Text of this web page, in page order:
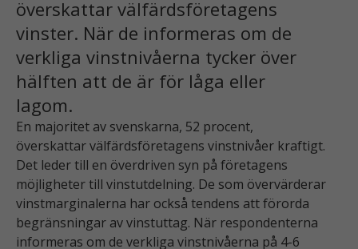
överskattar välfärdsföretagens
vinster. När de informeras om de
verkliga vinstnivåerna tycker över
hälften att de är för låga eller
lagom.
En majoritet av svenskarna, 52 procent,
överskattar välfärdsföretagens vinstnivåer kraftigt.
Det leder till en överdriven syn på företagens
möjligheter till vinstutdelning. De som övervärderar
vinstmarginalerna har också tendens att förorda
begränsningar av vinstuttag. När respondenterna
informeras om de verkliga vinstnivåerna på 4-6